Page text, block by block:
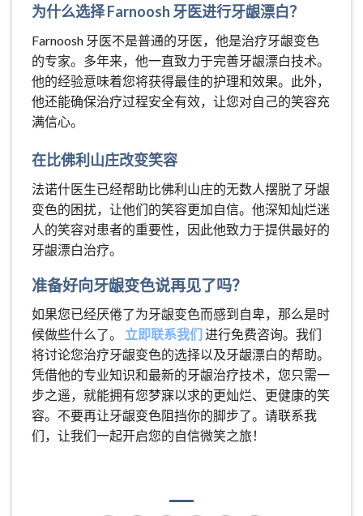
为什么选择 Farnoosh 牙医进行牙龈漂白？
Farnoosh 牙医不是普通的牙医，他是治疗牙龈变色
的专家。多年来，他一直致力于完善牙龈漂白技术。
他的经验意味着您将获得最佳的护理和效果。此外，
他还能确保治疗过程安全有效，让您对自己的笑容充
满信心。
在比佛利山庄改变笑容
法诺什医生已经帮助比佛利山庄的无数人摆脱了牙龈
变色的困扰，让他们的笑容更加自信。他深知灿烂迷
人的笑容对患者的重要性，因此他致力于提供最好的
牙龈漂白治疗。
准备好向牙龈变色说再见了吗？
如果您已经厌倦了为牙龈变色而感到自卑，那么是时
候做些什么了。 立即联系我们 进行免费咨询。我们
将讨论您治疗牙龈变色的选择以及牙龈漂白的帮助。
凭借他的专业知识和最新的牙龈治疗技术，您只需一
步之遥，就能拥有您梦寐以求的更灿烂、更健康的笑
容。不要再让牙龈变色阻挡你的脚步了。请联系我
们，让我们一起开启您的自信微笑之旅！